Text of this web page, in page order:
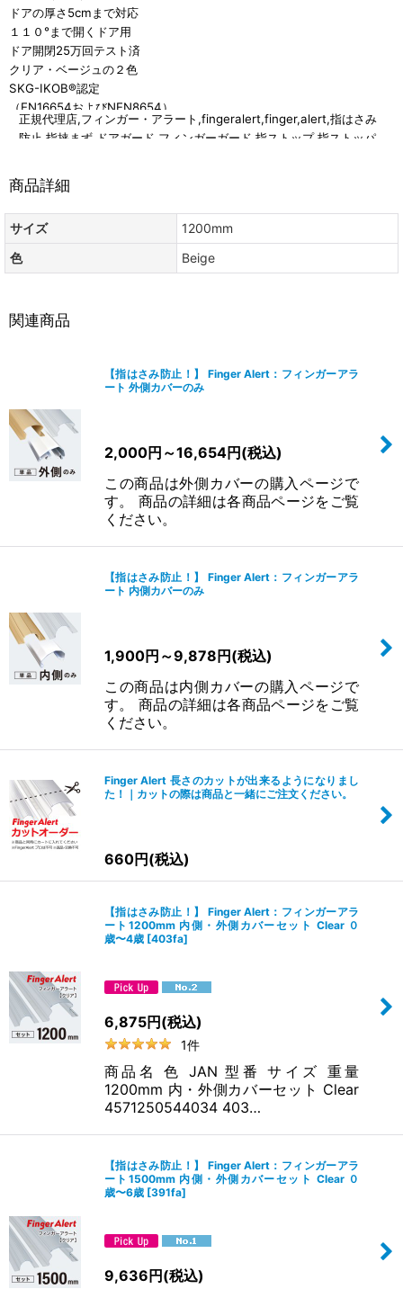
ドアの厚さ5cmまで対応
１１０°まで開くドア用
ドア開閉25万回テスト済
クリア・ベージュの２色
SKG-IKOB®認定
（EN16654およびNEN8654）
硬い部分でしっかりガード。
外側カバー ：幅65mm テープ幅12mm
内側カバー：幅32mm テープ幅9mm
●素材：PVC（ポリ塩化ビニール）
●お手入れ方法：水洗い
※1セットお届け時の状態
ドイツ産の強力な粘着力を持つ「テサテープ」を使用することにより剥
がれず安心。
※ピンク色の部分は両面テープの剥がす部分です。テープ自体は透明で
す。
ご購入前にご確認下さい 必要なもの：セロテープ
✓ 壁やドアが接着可能な材質かをチェック
ご家庭にあるセロテープなどで、ドアや壁の設置したい部分のほこりや
もし、設置不可能な材質だったら…
ざらざらした質の壁やドアなど、接着しにくい材質の場合はヤスリなど
で表面を平らににして取り付けてください。
ヤスリをかけられない場合や、どうしてもテープが付かない場合、確実
にお子様の指を守るためにはビス止めを推奨しております。
特に賃貸やお引越し予定のある方は…
✓ 壁やドアが、はがれやすい材質かどうかをチェック
設置したい部分にセロテープを貼り、つけ剥がしを何度か行ってみてく
壁紙が浮いてきたり、剥がれそうな場合はフィンガーアラートを剥がす
サイズについて
フィンガーアラートはお子様が手を挙げた高さまでを守るように作られ
ております。目安として、お子様の身長＋40cm以上のサイズをお選びい
ただくことをおすすめしますが、大人になるまで長く使える1,800mmが
最もおすすめです。
対象年齢
手の届く範囲：116cm
6歳平均身長110cm
手の届く範囲：148cm
1,800mm：0~大人まで
10歳平均身長140cm
手の届く範囲：179cm
内側カバー（丁番・ヒンジ側）：丁番（ヒンジ）側に取り付けます。
初めてご購入の方、選び方がわからない方も少しでも迷ったらここ！
商品タイプの選び方
商品は フィンガーアラート フィンガーアラートプロ の２タイプ。
フィンガーアラート
ヒンジ（蝶番）2cmまで対応
ドアの厚さ5cmまで対応
正規代理店,フィンガー・アラート,fingeralert,finger,alert,指はさみ
防止,指挟まず,ドアガード,フィンガーガード,指ストップ,指ストッパ
ィ,ストップ,キッズ,ベビー,赤ちゃん,子供,こども,お子さま,自宅,施設,
保育園,幼児園,幼稚園,病院,工場,小学校,店舗,ロック,扉,ドア,挟み,防
止,危険,指挟み防止,事故,ゆび,指,はさむ,挟む,安全,ベビー保護用品,お
子様,取り付け簡単,ドア バタン 防止,赤ちゃん 引き戸 防止,カウボー
イ,室内 ドア 鍵 子供,ベビー 引き戸 ロック,赤ちゃん 扉 対策,赤ちゃ
ん ロック 扉,引き出し ロック 赤ちゃん,子供 扉 防止,引き戸 ストッパ
せ
m,180cm,1800,1800mm,透明,ベージュ,目立たない,内・外側カバー,
商品詳細
サイズ
1200mm
色
Beige
関連商品
【指はさみ防止！】 Finger Alert：フィンガーアラ
ート 外側カバーのみ
2,000円 ～16,654円 (税込)
この商品は外側カバーの購入ページで
す。 商品の詳細は各商品ページをご覧
ください。
【指はさみ防止！】 Finger Alert：フィンガーアラ
ート 内側カバーのみ
1,900円 ～9,878 円 (税込)
この商品は内側カバーの購入ページで
す。 商品の詳細は各商品ページをご覧
ください。
Finger Alert 長さのカットが出来るようになりまし
た！｜カットの際は商品と一緒にご注文ください。
660円 (税込)
【指はさみ防止！】 Finger Alert：フィンガーアラ
ート1200mm 内側・外側カバーセット Clear ０
歳〜4歳 [403fa]
6,875円 (税込)
1件
商品名 色 JAN 型番 サイズ 重量
1200mm 内・外側カバーセット Clear
4571250544034 403…
【指はさみ防止！】 Finger Alert：フィンガーアラ
ート1500mm 内側・外側カバーセット Clear ０
歳〜6歳 [391fa]
9,636円(税込)